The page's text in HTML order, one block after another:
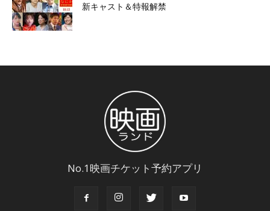
新キャスト＆特報解禁
No.1映画チケット予約アプリ